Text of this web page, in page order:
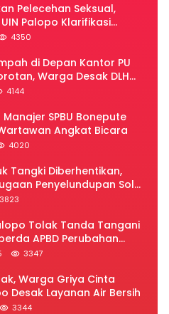
Pelecehan Seksual,
Palopo Klarifikasi
4350
di Depan Kantor PU
Warga Desak DLH
4144
SPBU Bonepute
Angkat Bicara
4020
Tangki Diberhentikan,
Penyelundupan Solar
3823
Tolak Tanda Tangani
APBD Perubahan
3347
Warga Griya Cinta
Desak Layanan Air Bersih
3344